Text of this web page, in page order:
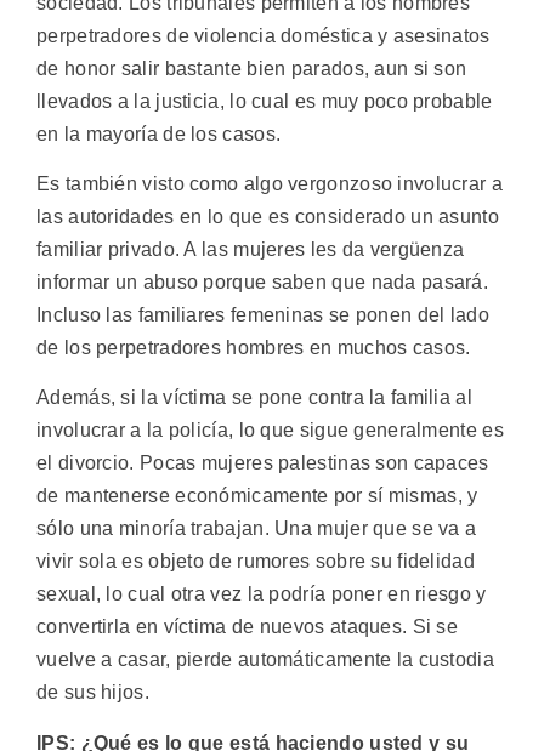
perpetradores de violencia doméstica y asesinatos
de honor salir bastante bien parados, aun si son
llevados a la justicia, lo cual es muy poco probable
en la mayoría de los casos.
Es también visto como algo vergonzoso involucrar a
las autoridades en lo que es considerado un asunto
familiar privado. A las mujeres les da vergüenza
informar un abuso porque saben que nada pasará.
Incluso las familiares femeninas se ponen del lado
de los perpetradores hombres en muchos casos.
Además, si la víctima se pone contra la familia al
involucrar a la policía, lo que sigue generalmente es
el divorcio. Pocas mujeres palestinas son capaces
de mantenerse económicamente por sí mismas, y
sólo una minoría trabajan. Una mujer que se va a
vivir sola es objeto de rumores sobre su fidelidad
sexual, lo cual otra vez la podría poner en riesgo y
convertirla en víctima de nuevos ataques. Si se
vuelve a casar, pierde automáticamente la custodia
de sus hijos.
IPS: ¿Qué es lo que está haciendo usted y su